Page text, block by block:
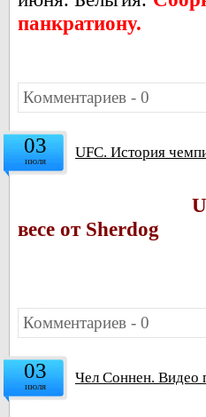
панкратиону.
Комментариев - 0
03
июля UFC. История
весе от Sherdog
Комментариев - 0
03
июля Чел Соннен. Видео